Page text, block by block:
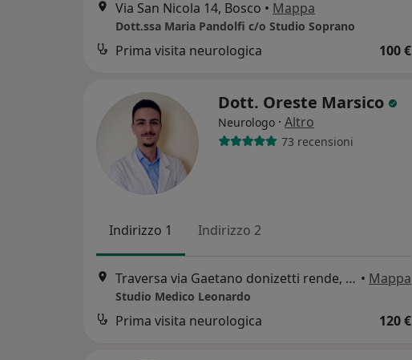
Via San Nicola 14, Bosco • Mappa
Dott.ssa Maria Pandolfi c/o Studio Soprano
Prima visita neurologica 100 €
Dott. Oreste Marsico
Neurologo · Altro
73 recensioni
Indirizzo 1 Indirizzo 2
Traversa via Gaetano donizetti rende, Rende • Mappa
Studio Medico Leonardo
Prima visita neurologica 120 €